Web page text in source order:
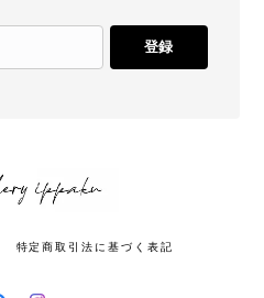
登録
特定商取引法に基づく表記